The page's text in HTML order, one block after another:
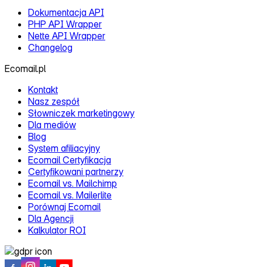
Dokumentacja API
PHP API Wrapper
Nette API Wrapper
Changelog
Ecomail.pl
Kontakt
Nasz zespół
Słowniczek marketingowy
Dla mediów
Blog
System afiliacyjny
Ecomail Certyfikacja
Certyfikowani partnerzy
Ecomail vs. Mailchimp
Ecomail vs. Mailerlite
Porównaj Ecomail
Dla Agencji
Kalkulator ROI